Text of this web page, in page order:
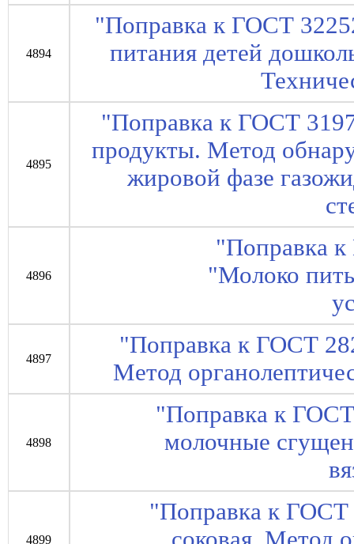
4894
"Поправка к ГОСТ
питания детей
4895
"Поправка к ГОСТ
продукты. Метод
жировой фазе
4896
"Поправка
"Молоко
4897
"Поправка к ГОСТ
Метод
4898
"Поправка к
молочные
4899
"Поправка к ГОСТ